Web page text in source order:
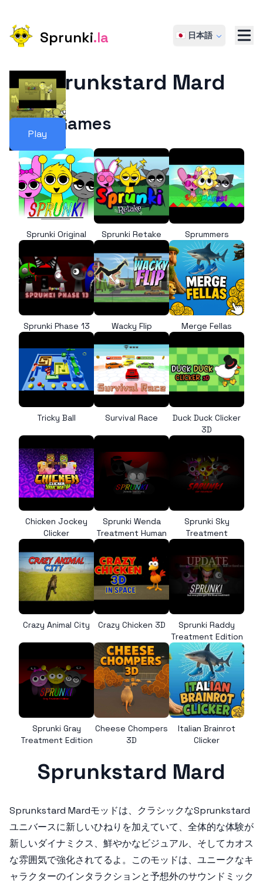
Sprunki.la 🇯🇵 日本語
Play
Sprunkstard Mard
More Games
Sprunki Original Sprunki Retake Sprummers
Sprunki Phase 13 Wacky Flip Merge Fellas
Tricky Ball Survival Race
Duck Duck Clicker
3D
Chicken Jockey
Clicker
Sprunki Wenda
Treatment Human
Sprunki Sky
Treatment
Crazy Animal City Crazy Chicken 3D
Sprunki Raddy
Treatment Edition
Sprunki Gray
Treatment Edition
Cheese Chompers
3D
Italian Brainrot
Clicker
Sprunkstard Mard
Sprunkstard Mardモッドは、クラシックなSprunkstard
ユニバースに新しいひねりを加えていて、全体的な体験が
新しいダイナミクス、鮮やかなビジュアル、そしてカオス
な雰囲気で強化されてるよ。このモッドは、ユニークなキ
ャラクターのインタラクションと予想外のサウンドミック